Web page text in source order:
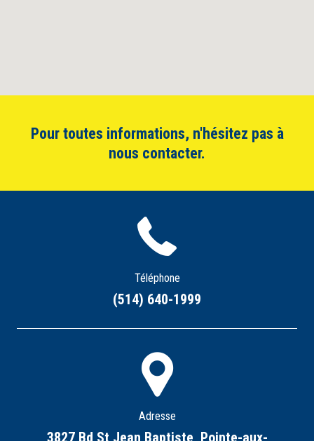
Pour toutes informations, n'hésitez pas à
nous contacter.
Téléphone
(514) 640-1999
Adresse
3827 Bd St Jean Baptiste, Pointe-aux-